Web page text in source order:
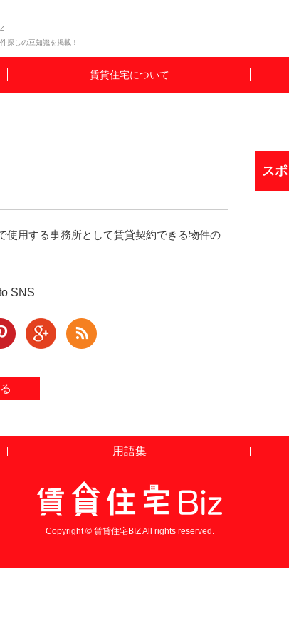
探しの豆知識を掲載！
賃貸住宅について
使用する事務所として賃貸契約できる物件の
SNS
ス
用語集
Copyright © 賃貸住宅BIZ All rights reserved.